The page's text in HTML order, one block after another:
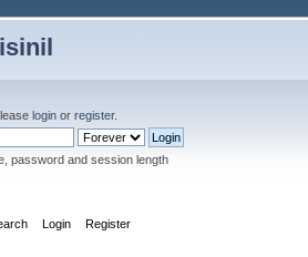
login or register.
password and session length
Login Register